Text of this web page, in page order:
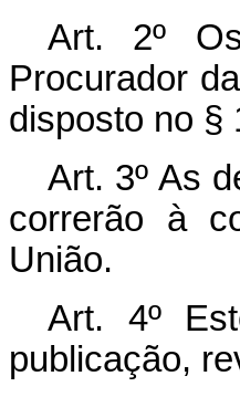
Art. 2º
Procurador
disposto no §
Art. 3º As
correrão à
União.
Art. 4º
publicação,